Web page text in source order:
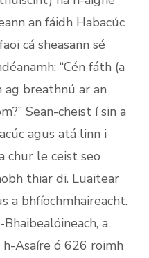
an fáidh Habacúc
cá sheasann sé
“Cén fáth (a
ag breathnú ar an
Sean-cheist í sin a
agus atá linn i
chur le ceist seo
thiar di. Luaitear
a bhfíochmhaireacht.
a
Asaíre ó 626 roimh